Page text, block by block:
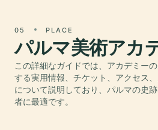
05 PLACE
パルマ美術アカ
この詳細なガイドでは、アカデミー
する実用情報、チケット、アクセス
について説明しており、パルマの史
者に最適です。